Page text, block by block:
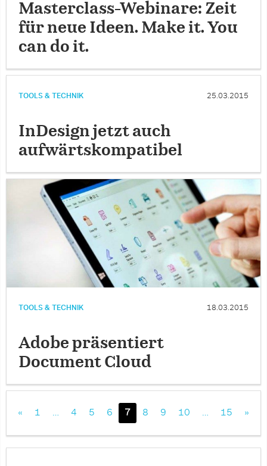
Masterclass-­Webinare: Zeit
für neue Ideen. Make it. You
can do it.
TOOLS & TECHNIK 25.03.2015
InDesign jetzt auch
aufwärtskompatibel
TOOLS & TECHNIK 18.03.2015
Adobe präsentiert
Document Cloud
« 1 … 4 5 6 7 8 9 10 … 15 »